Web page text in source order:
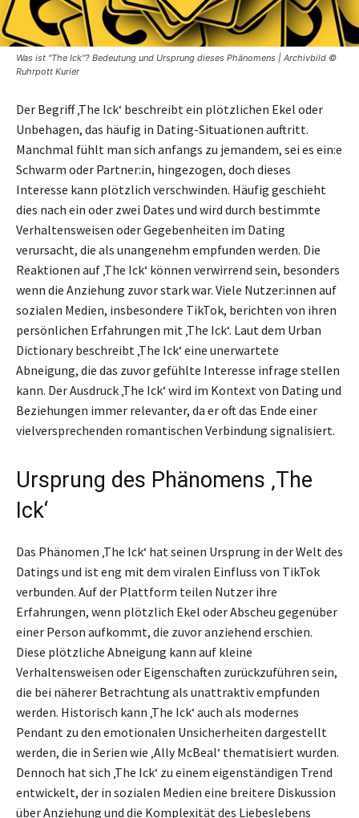
Was ist "The Ick"? Bedeutung und Ursprung dieses Phänomens | Archivbild ©
Ruhrpott Kurier
Der Begriff ‚The Ick‘ beschreibt ein plötzlichen Ekel oder
Unbehagen, das häufig in Dating-Situationen auftritt.
Manchmal fühlt man sich anfangs zu jemandem, sei es ein:e
Schwarm oder Partner:in, hingezogen, doch dieses
Interesse kann plötzlich verschwinden. Häufig geschieht
dies nach ein oder zwei Dates und wird durch bestimmte
Verhaltensweisen oder Gegebenheiten im Dating
verursacht, die als unangenehm empfunden werden. Die
Reaktionen auf ‚The Ick‘ können verwirrend sein, besonders
wenn die Anziehung zuvor stark war. Viele Nutzer:innen auf
sozialen Medien, insbesondere TikTok, berichten von ihren
persönlichen Erfahrungen mit ‚The Ick‘. Laut dem Urban
Dictionary beschreibt ‚The Ick‘ eine unerwartete
Abneigung, die das zuvor gefühlte Interesse infrage stellen
kann. Der Ausdruck ‚The Ick‘ wird im Kontext von Dating und
Beziehungen immer relevanter, da er oft das Ende einer
vielversprechenden romantischen Verbindung signalisiert.
Ursprung des Phänomens ‚The
Ick‘
Das Phänomen ‚The Ick‘ hat seinen Ursprung in der Welt des
Datings und ist eng mit dem viralen Einfluss von TikTok
verbunden. Auf der Plattform teilen Nutzer ihre
Erfahrungen, wenn plötzlich Ekel oder Abscheu gegenüber
einer Person aufkommt, die zuvor anziehend erschien.
Diese plötzliche Abneigung kann auf kleine
Verhaltensweisen oder Eigenschaften zurückzuführen sein,
die bei näherer Betrachtung als unattraktiv empfunden
werden. Historisch kann ‚The Ick‘ auch als modernes
Pendant zu den emotionalen Unsicherheiten dargestellt
werden, die in Serien wie ‚Ally McBeal‘ thematisiert wurden.
Dennoch hat sich ‚The Ick‘ zu einem eigenständigen Trend
entwickelt, der in sozialen Medien eine breitere Diskussion
über Anziehung und die Komplexität des Liebeslebens